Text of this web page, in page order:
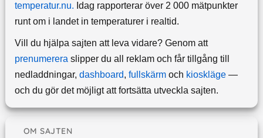
temperatur.nu. Idag rapporterar över 2 000 mätpunkter
runt om i landet in temperaturer i realtid.
Vill du hjälpa sajten att leva vidare? Genom att
prenumereraslipper du all reklam och får tillgång till
nedladdningar, dashboard, fullskärmoch kioskläge—
och du gör det möjligt att fortsätta utveckla sajten.
OM SAJTEN